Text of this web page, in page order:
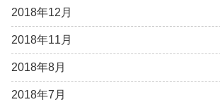
2018年12月
2018年11月
2018年8月
2018年7月